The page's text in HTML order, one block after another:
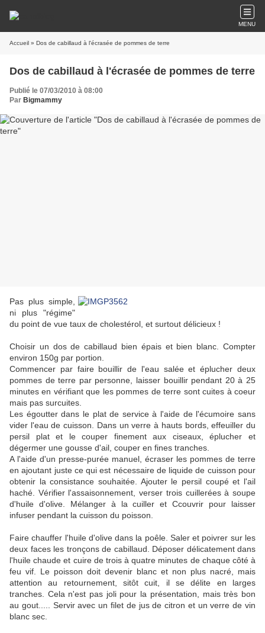
MENU
Accueil » Dos de cabillaud à l'écrasée de pommes de terre
Dos de cabillaud à l'écrasée de pommes de terre
Publié le 07/03/2010 à 08:00
Par Bigmammy
Pas plus simple,
ni plus "régime"
du point de vue taux de cholestérol, et surtout délicieux !
Choisir un dos de cabillaud bien épais et bien blanc. Compter
environ 150g par portion.
Commencer par faire bouillir de l'eau salée et éplucher deux
pommes de terre par personne, laisser bouillir pendant 20 à 25
minutes en vérifiant que les pommes de terre sont cuites à coeur
mais pas surcuites.
Les égoutter dans le plat de service à l'aide de l'écumoire sans
vider l'eau de cuisson. Dans un verre à hauts bords, effeuiller du
persil plat et le couper finement aux ciseaux, éplucher et
dégermer une gousse d'ail, couper en fines tranches.
A l'aide d'un presse-purée manuel, écraser les pommes de terre
en ajoutant juste ce qui est nécessaire de liquide de cuisson pour
obtenir la consistance souhaitée. Ajouter le persil coupé et l'ail
haché. Vérifier l'assaisonnement, verser trois cuillerées à soupe
d'huile d'olive. Mélanger à la cuiller et Ccouvrir pour laisser
infuser pendant la cuisson du poisson.
Faire chauffer l'huile d'olive dans la poêle. Saler et poivrer sur les
deux faces les tronçons de cabillaud. Déposer délicatement dans
l'huile chaude et cuire de trois à quatre minutes de chaque côté à
feu vif. Le poisson doit devenir blanc et non plus nacré, mais
attention au retournement, sitôt cuit, il se délite en larges
tranches. Cela n'est pas joli pour la présentation, mais très bon
au gout..... Servir avec un filet de jus de citron et un verre de vin
blanc sec.